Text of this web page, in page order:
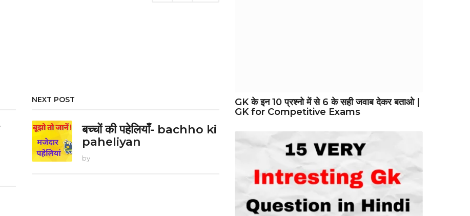
NEXT POST
बच्चों की पहेलियाँ- bachho ki
paheliyan
by
GK के इन 10 प्रश्नो में से 6 के सही जवाब देकर बताओ |
GK for Competitive Exams